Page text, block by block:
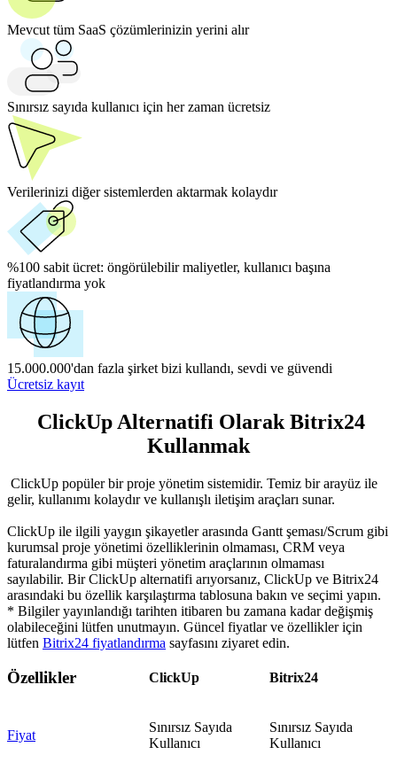
Mevcut tüm SaaS çözümlerinizin yerini alır
Sınırsız sayıda kullanıcı için her zaman ücretsiz
Verilerinizi diğer sistemlerden aktarmak kolaydır
%100 sabit ücret: öngörülebilir maliyetler, kullanıcı başına
fiyatlandırma yok
15.000.000'dan fazla şirket bizi kullandı, sevdi ve güvendi
Ücretsiz kayıt
ClickUp Alternatifi Olarak Bitrix24
Kullanmak
ClickUp popüler bir proje yönetim sistemidir. Temiz bir arayüz ile
gelir, kullanımı kolaydır ve kullanışlı iletişim araçları sunar.
ClickUp ile ilgili yaygın şikayetler arasında Gantt şeması/Scrum gibi
kurumsal proje yönetimi özelliklerinin olmaması, CRM veya
faturalandırma gibi müşteri yönetim araçlarının olmaması
sayılabilir. Bir ClickUp alternatifi arıyorsanız, ClickUp ve Bitrix24
arasındaki bu özellik karşılaştırma tablosuna bakın ve seçimi yapın.
* Bilgiler yayınlandığı tarihten itibaren bu zamana kadar değişmiş
olabileceğini lütfen unutmayın. Güncel fiyatlar ve özellikler için
lütfen Bitrix24 fiyatlandırma sayfasını ziyaret edin.
Özellikler ClickUp Bitrix24
Fiyat
Sınırsız Sayıda
Kullanıcı
Sınırsız Sayıda
Kullanıcı